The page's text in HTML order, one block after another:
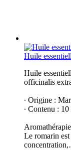
Huile
Huile
officinalis
∙ Origine :
∙ Contenu : 10
Le romarin